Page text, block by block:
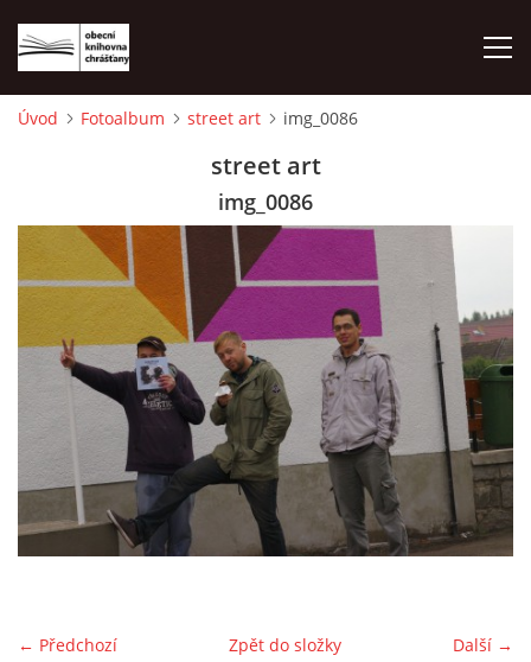
VÝPŮJČNÍ DOBA
KONTAKTY
ON-LINE KATALOG
WEBOVÁ KAMERA
STREET ART
Úvod Fotoalbum street art img_0086
street art
img_0086
← Předchozí Další →
Zpět do složky